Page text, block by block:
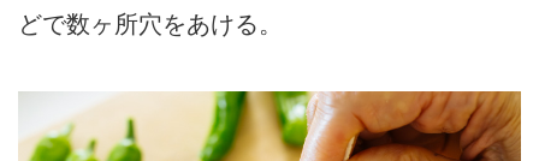
どで数ヶ所穴をあける。